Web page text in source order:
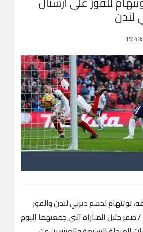
لندن
توتنهام لحسم ديربي لندن والفوز
على ضيفه أرسنال 1 / صفر خلال المباراة التي جمعتهما اليوم